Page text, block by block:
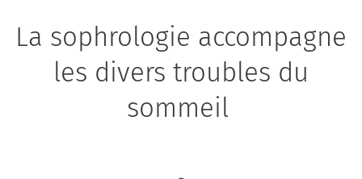
La sophrologie accompagne
les divers troubles du
sommeil